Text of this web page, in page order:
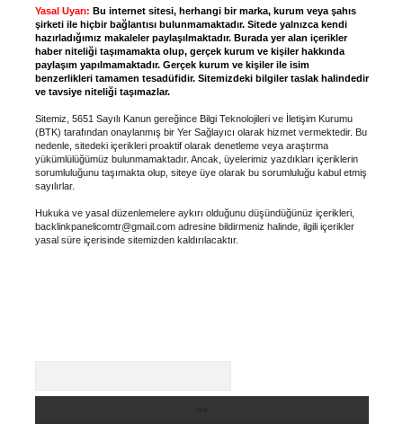
Yasal Uyarı: Bu internet sitesi, herhangi bir marka, kurum veya şahıs
şirketi ile hiçbir bağlantısı bulunmamaktadır. Sitede yalnızca kendi
hazırladığımız makaleler paylaşılmaktadır. Burada yer alan içerikler
haber niteliği taşımamakta olup, gerçek kurum ve kişiler hakkında
paylaşım yapılmamaktadır. Gerçek kurum ve kişiler ile isim
benzerlikleri tamamen tesadüfidir. Sitemizdeki bilgiler taslak halindedir
ve tavsiye niteliği taşımazlar.
Sitemiz, 5651 Sayılı Kanun gereğince Bilgi Teknolojileri ve İletişim Kurumu
(BTK) tarafından onaylanmış bir Yer Sağlayıcı olarak hizmet vermektedir. Bu
nedenle, sitedeki içerikleri proaktif olarak denetleme veya araştırma
yükümlülüğümüz bulunmamaktadır. Ancak, üyelerimiz yazdıkları içeriklerin
sorumluluğunu taşımakta olup, siteye üye olarak bu sorumluluğu kabul etmiş
sayılırlar.
Hukuka ve yasal düzenlemelere aykırı olduğunu düşündüğünüz içerikleri,
backlinkpanelicomtr@gmail.comadresine bildirmeniz halinde, ilgili içerikler
yasal süre içerisinde sitemizden kaldırılacaktır.